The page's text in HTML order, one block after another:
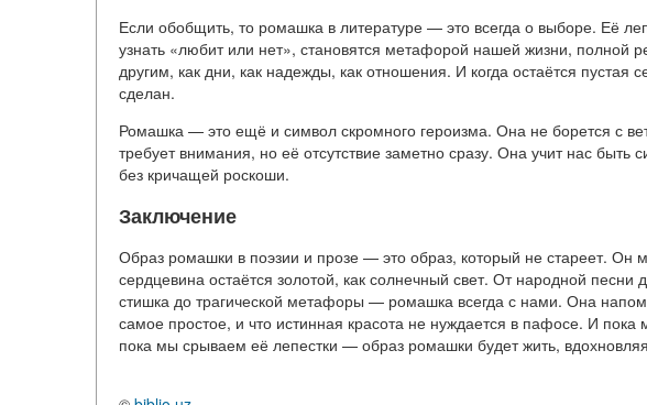
Если обобщить, то ромашка в литературе — это всегда о выборе. Её
узнать «любит или нет», становятся метафорой нашей жизни, полной
другим, как дни, как надежды, как отношения. И когда остаётся
сделан.
Ромашка — это ещё и символ скромного героизма. Она не борется с
требует внимания, но её отсутствие заметно сразу. Она учит нас быть
без кричащей роскоши.
Заключение
Образ ромашки в поэзии и прозе — это образ, который не стареет. Он
сердцевина остаётся золотой, как солнечный свет. От народной песни
стишка до трагической метафоры — ромашка всегда с нами. Она
самое простое, и что истинная красота не нуждается в пафосе. И
пока мы срываем её лепестки — образ ромашки будет жить,